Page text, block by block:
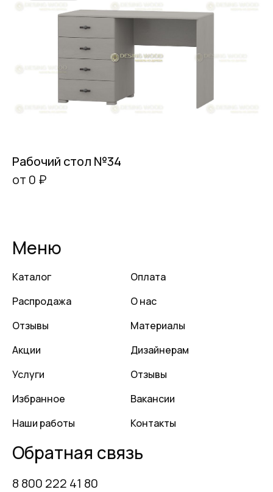
Рабочий стол №34
от 0 ₽
Меню
Каталог
Распродажа
Отзывы
Акции
Услуги
Избранное
Наши работы
Оплата
О нас
Материалы
Дизайнерам
Отзывы
Вакансии
Контакты
Обратная связь
8 800 222 41 80